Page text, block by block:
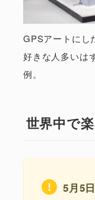
GPSアートにし
好きな人多いは
例。
世界中で
5月5